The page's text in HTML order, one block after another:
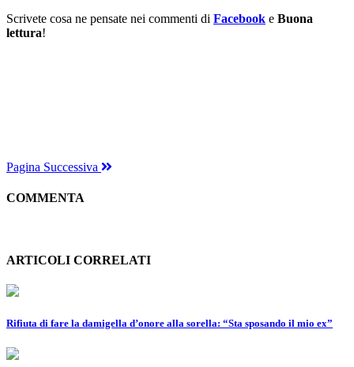
Scrivete cosa ne pensate nei commenti di Facebook e Buona
lettura!
Pagina Successiva
COMMENTA
ARTICOLI CORRELATI
Rifiuta di fare la damigella d’onore alla sorella: “Sta sposando il mio ex”